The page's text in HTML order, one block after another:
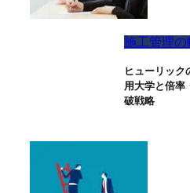
施工管理の
ヒューリック
用大学と倍率
破戦略